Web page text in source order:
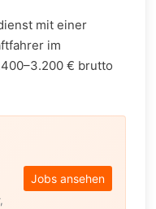
mit einer
im
€ brutto
Jobs ansehen